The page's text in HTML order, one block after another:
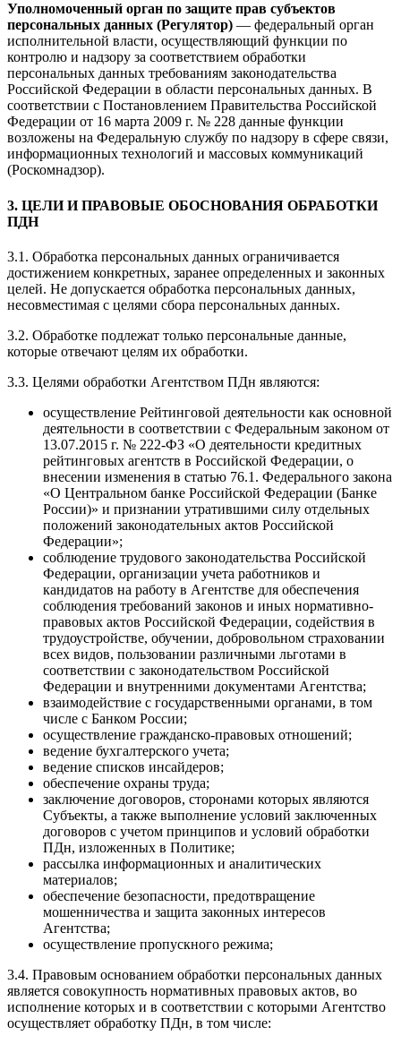
Уполномоченный орган по защите прав субъектов
персональных данных (Регулятор) — федеральный орган
исполнительной власти, осуществляющий функции по
контролю и надзору за соответствием обработки
персональных данных требованиям законодательства
Российской Федерации в области персональных данных. В
соответствии с Постановлением Правительства Российской
Федерации от 16 марта 2009 г. № 228 данные функции
возложены на Федеральную службу по надзору в сфере связи,
информационных технологий и массовых коммуникаций
(Роскомнадзор).
3. ЦЕЛИ И ПРАВОВЫЕ ОБОСНОВАНИЯ ОБРАБОТКИ
ПДН
3.1. Обработка персональных данных ограничивается
достижением конкретных, заранее определенных и законных
целей. Не допускается обработка персональных данных,
несовместимая с целями сбора персональных данных.
3.2. Обработке подлежат только персональные данные,
которые отвечают целям их обработки.
3.3. Целями обработки Агентством ПДн являются:
осуществление Рейтинговой деятельности как основной
деятельности в соответствии с Федеральным законом от
13.07.2015 г. № 222-ФЗ «О деятельности кредитных
рейтинговых агентств в Российской Федерации, о
внесении изменения в статью 76.1. Федерального закона
«О Центральном банке Российской Федерации (Банке
России)» и признании утратившими силу отдельных
положений законодательных актов Российской
Федерации»;
соблюдение трудового законодательства Российской
Федерации, организации учета работников и
кандидатов на работу в Агентстве для обеспечения
соблюдения требований законов и иных нормативно-
правовых актов Российской Федерации, содействия в
трудоустройстве, обучении, добровольном страховании
всех видов, пользовании различными льготами в
соответствии с законодательством Российской
Федерации и внутренними документами Агентства;
взаимодействие с государственными органами, в том
числе с Банком России;
осуществление гражданско-правовых отношений;
ведение бухгалтерского учета;
ведение списков инсайдеров;
обеспечение охраны труда;
заключение договоров, сторонами которых являются
Субъекты, а также выполнение условий заключенных
договоров с учетом принципов и условий обработки
ПДн, изложенных в Политике;
рассылка информационных и аналитических
материалов;
обеспечение безопасности, предотвращение
мошенничества и защита законных интересов
Агентства;
осуществление пропускного режима;
3.4. Правовым основанием обработки персональных данных
является совокупность нормативных правовых актов, во
исполнение которых и в соответствии с которыми Агентство
осуществляет обработку ПДн, в том числе: